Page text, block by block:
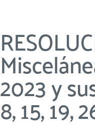
2023 y
8, 15, 19,